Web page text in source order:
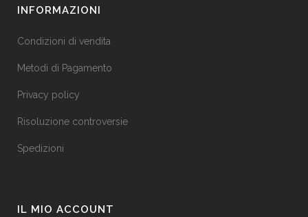
INFORMAZIONI
Condizioni di vendita
Metodi di Pagamento
Privacy policy
Risoluzione controversie
Spedizioni
IL MIO ACCOUNT